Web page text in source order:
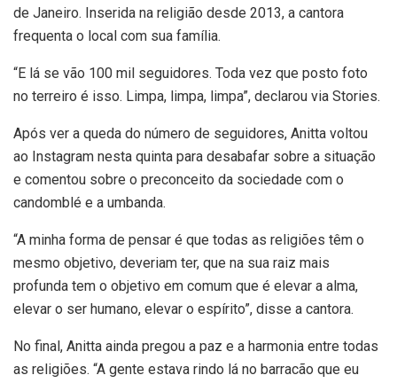
de Janeiro. Inserida na religião desde 2013, a cantora
frequenta o local com sua família.
“E lá se vão 100 mil seguidores. Toda vez que posto foto
no terreiro é isso. Limpa, limpa, limpa”, declarou via Stories.
Após ver a queda do número de seguidores, Anitta voltou
ao Instagram nesta quinta para desabafar sobre a situação
e comentou sobre o preconceito da sociedade com o
candomblé e a umbanda.
“A minha forma de pensar é que todas as religiões têm o
mesmo objetivo, deveriam ter, que na sua raiz mais
profunda tem o objetivo em comum que é elevar a alma,
elevar o ser humano, elevar o espírito”, disse a cantora.
No final, Anitta ainda pregou a paz e a harmonia entre todas
as religiões. “A gente estava rindo lá no barracão que eu